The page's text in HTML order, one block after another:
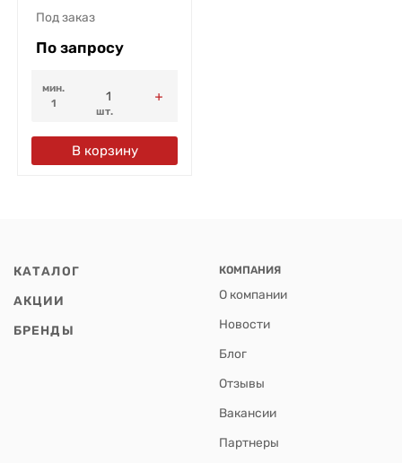
Под заказ
По запросу
мин.
1
шт.
В корзину
КАТАЛОГ
АКЦИИ
БРЕНДЫ
КОМПАНИЯ
О компании
Новости
Блог
Отзывы
Вакансии
Партнеры